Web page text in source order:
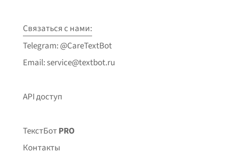
Связаться с нами:
Telegram: @CareTextBot
Email: service@textbot.ru
API доступ
ТекстБотPRO
Контакты